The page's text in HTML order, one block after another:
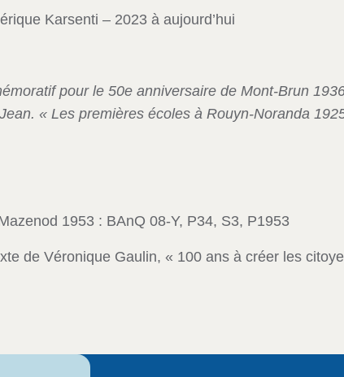
Karsenti – 2023 à aujourd’hui
pour le 50e anniversaire de Mont-Brun
« Les premières écoles à Rouyn-Noranda
1953 : BAnQ 08-Y, P34, S3, P1953
de Véronique Gaulin, « 100 ans à créer les